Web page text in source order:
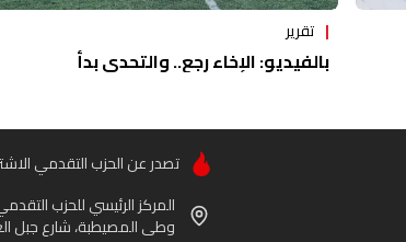
تقرير
بالفيديو: الإخاء رجع.. والتحدي بدأ
تصدر عن الحزب التقدمي
المركز الرئيسي للحزب
وطى المصيطبة، شارع جبل